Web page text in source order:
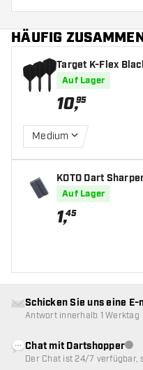
HÄUFIG
Target K-Flex
Auf Lager
10,95
Medium
KOTO Dart
Auf Lager
1,45
Schicken Sie uns eine E-
Antwort innerhalb 1 Werktag
Chat mit Dartshopper
Der Chat ist 24/7 verfügbar,